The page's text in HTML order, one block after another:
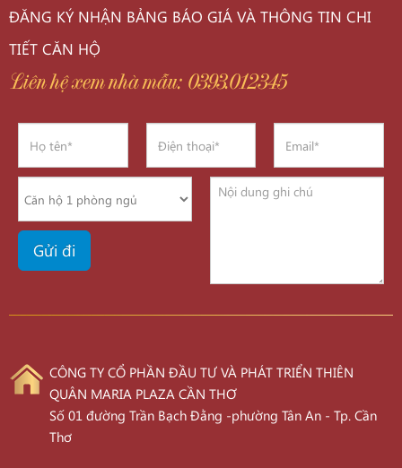
ĐĂNG KÝ NHẬN BẢNG BÁO GIÁ VÀ THÔNG TIN CHI
TIẾT CĂN HỘ
Liên hệ xem nhà mẫu: 0393.012345
CÔNG TY CỔ PHẦN ĐẦU TƯ VÀ PHÁT TRIỂN THIÊN
QUÂN MARIA PLAZA CẦN THƠ
Số 01 đường Trần Bạch Đằng -phường Tân An - Tp. Cần
Thơ